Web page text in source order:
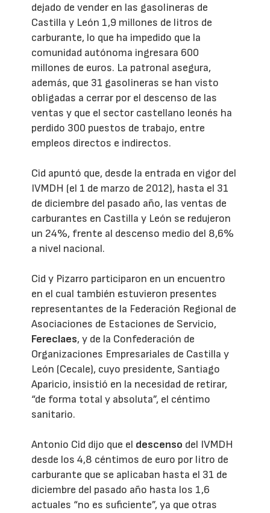
dejado de vender en las gasolineras de
Castilla y León 1,9 millones de litros de
carburante, lo que ha impedido que la
comunidad autónoma ingresara 600
millones de euros. La patronal asegura,
además, que 31 gasolineras se han visto
obligadas a cerrar por el descenso de las
ventas y que el sector castellano leonés ha
perdido 300 puestos de trabajo, entre
empleos directos e indirectos.
Cid apuntó que, desde la entrada en vigor del
IVMDH (el 1 de marzo de 2012), hasta el 31
de diciembre del pasado año, las ventas de
carburantes en Castilla y León se redujeron
un 24%, frente al descenso medio del 8,6%
a nivel nacional.
Cid y Pizarro participaron en un encuentro
en el cual también estuvieron presentes
representantes de la Federación Regional de
Asociaciones de Estaciones de Servicio,
Fereclaes, y de la Confederación de
Organizaciones Empresariales de Castilla y
León (Cecale), cuyo presidente, Santiago
Aparicio, insistió en la necesidad de retirar,
“de forma total y absoluta”, el céntimo
sanitario.
Antonio Cid dijo que el descenso del IVMDH
desde los 4,8 céntimos de euro por litro de
carburante que se aplicaban hasta el 31 de
diciembre del pasado año hasta los 1,6
actuales “no es suficiente”, ya que otras